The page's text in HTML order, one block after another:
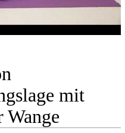
mit
Wange